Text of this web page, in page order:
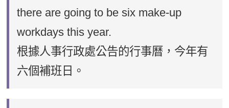
there are going to be six make-up
workdays this year.
根據人事行政處公告的行事曆，今年有
六個補班日。